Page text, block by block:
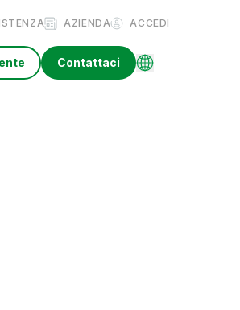
AZIENDA ACCEDI
Contattaci